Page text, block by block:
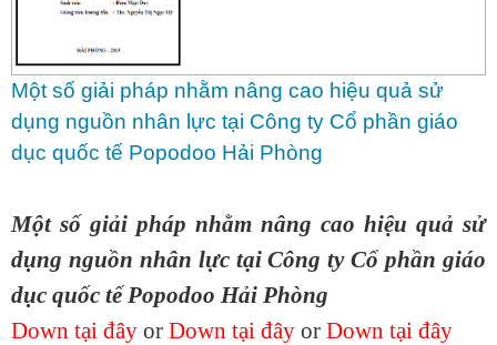
Một số giải pháp nhằm nâng cao hiệu quả sử
dụng nguồn nhân lực tại Công ty Cổ phần giáo
dục quốc tế Popodoo Hải Phòng
Một số giải pháp nhằm nâng cao hiệu quả sử
dụng nguồn nhân lực tại Công ty Cổ phần giáo
dục quốc tế Popodoo Hải Phòng
Down tại đây or Down tại đây or Down tại đây